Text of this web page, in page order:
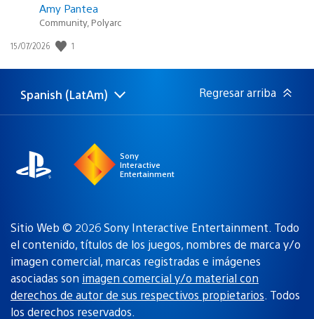
Amy Pantea
Community, Polyarc
Fecha
publicación:
15/07/2026 1
Elige
una
Región
actual:
Spanish (LatAm) Regresar arriba
Sony
Interactive
Entertainment
Sitio Web © 2026 Sony Interactive Entertainment. Todo
el contenido, títulos de los juegos, nombres de marca y/o
imagen comercial, marcas registradas e imágenes
asociadas son imagen comercial y/o material con
derechos de autor de sus respectivos propietarios. Todos
los derechos reservados.